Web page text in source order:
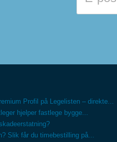
Profil på Legelisten – direkte...
hjelper fastlege bygge...
Slik får du timebestilling på...